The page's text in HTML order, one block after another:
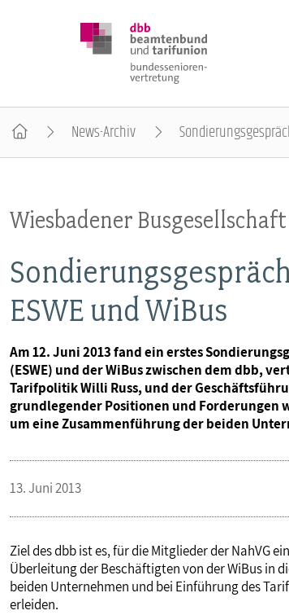
POSITIONEN
VERANSTALTUNGEN
PUBLIKATIONEN
News-Archiv
Wiesbadener
ESWE und WiBus
Am 12. Juni 2013 fand ein erstes
(ESWE) und der WiBus zwischen dem dbb,
Tarifpolitik Willi Russ, und der
grundlegender Positionen und Forderungen
um eine Zusammenführung der beiden
13. Juni 2013
Ziel des dbb ist es, für die Mitglieder der NahVG
Überleitung der Beschäftigten von der WiBus in
beiden Unternehmen und bei Einführung des
erleiden.